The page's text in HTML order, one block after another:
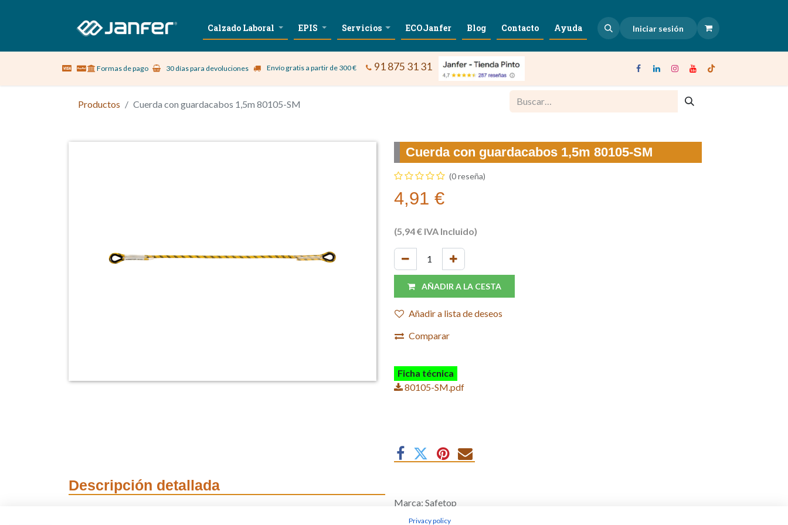
Sobre nosotros Vestuario Laboral Calzado Laboral EPIS Servicios ECOJanfer Blog Contacto Ayuda Iniciar sesión
Formas de pago 30 días para devoluciones Envío gratis a partir de 300 € 91 875 31 31
Productos Cuerda con guardacabos 1,5m 80105-SM
Cuerda con guardacabos 1,5m 80105-SM
(0 reseña)
4,91 €
(5,94€ IVA Incluido)
AÑADIR A LA CESTA
Añadir a lista de deseos
Comparar
Ficha técnica
80105-SM.pdf
Descripción detallada
Marca: Safetop
Privacy policy